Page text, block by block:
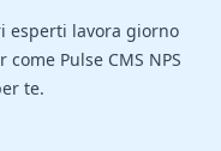
esperti lavora giorno
Pulse CMS NPS
te.